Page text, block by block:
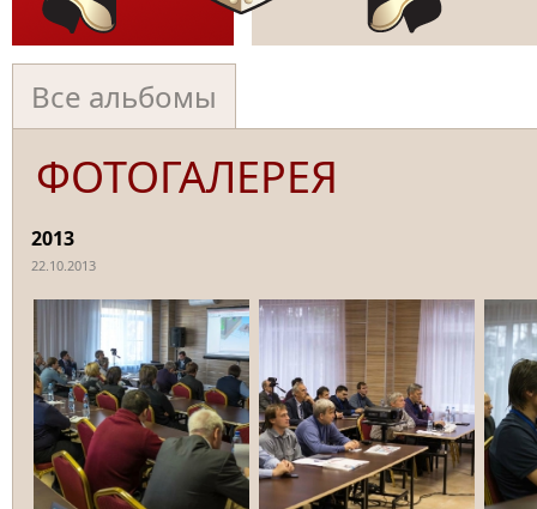
Все альбомы
ФОТОГАЛЕРЕЯ
2013
22.10.2013